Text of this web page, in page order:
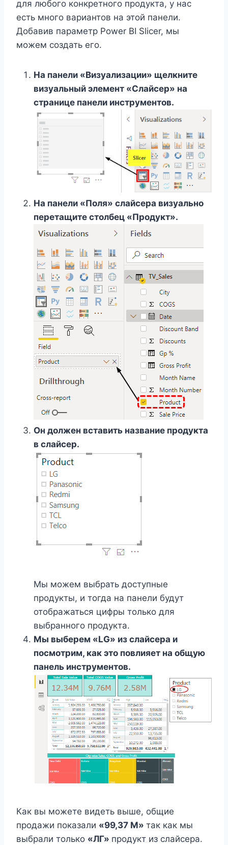
для любого конкретного продукта, у нас
есть много вариантов на этой панели.
Добавив параметр Power BI Slicer, мы
можем создать его.
На панели «Визуализации» щелкните
визуальный элемент «Слайсер» на
странице панели инструментов.
На панели «Поля» слайсера визуально
перетащите столбец «Продукт».
Он должен вставить название продукта
в слайсер.
Мы можем выбрать доступные
продукты, и тогда на панели будут
отображаться цифры только для
выбранного продукта.
Мы выберем «LG» из слайсера и
посмотрим, как это повлияет на общую
панель инструментов.
Как вы можете видеть выше, общие
продажи показали «99,37 М» так как мы
выбрали только «ЛГ» продукт из слайсера.